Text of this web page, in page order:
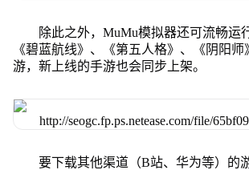
除此之外，MuMu模拟器还可流畅运
《碧蓝航线》、《第五人格》、《阴阳
游，新上线的手游也会同步上架。
要下载其他渠道（B站、华为等）的